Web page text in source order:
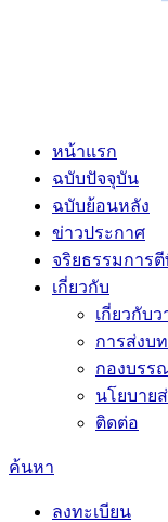
หน้าแรก
ฉบับปัจจุบัน
ฉบับย้อนหลัง
ข่าวประกาศ
จริยธรรมการ
เกี่ยวกับ
เกี่ยวกับว
การส่งบ
กองบรร
นโยบาย
ติดต่อ
ค้นหา
ลงทะเบียน